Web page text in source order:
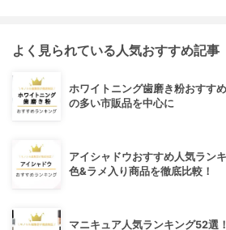
よく見られている人気おすすめ記事
ホワイトニング歯磨き粉おすす
の多い市販品を中心に
アイシャドウおすすめ人気ラン
色&ラメ入り商品を徹底比較！
マニキュア人気ランキング52選